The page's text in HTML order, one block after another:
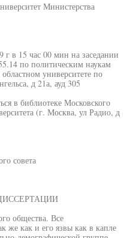
Министерства
г в 15 час 00 мин на заседании
по политическим наукам
университете по
д 21а, ауд 305
в библиотеке Московского
(г. Москва, ул Радио, д
совета
общества. Все
же как и его язвы как в капле